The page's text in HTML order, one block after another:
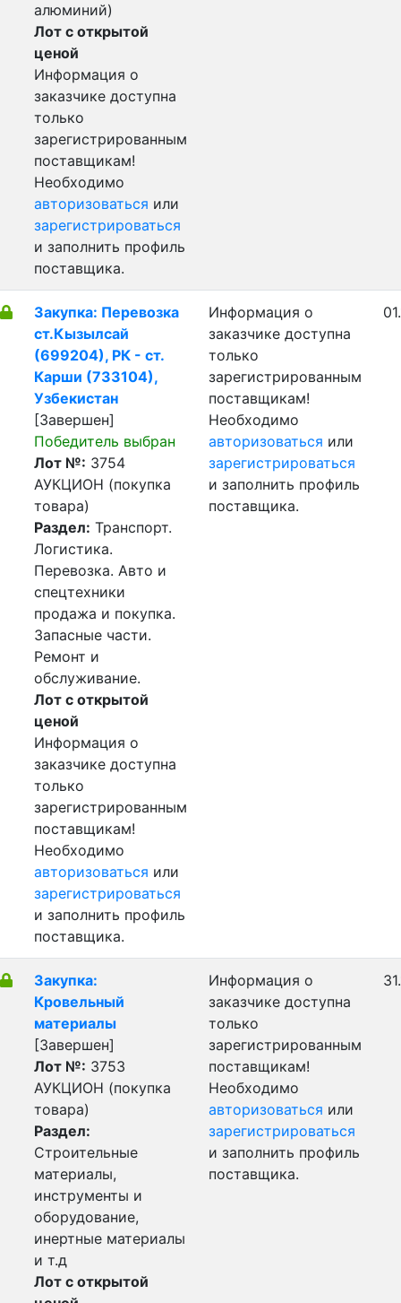
алюминий)
Лот с открытой
ценой
Информация о
заказчике доступна
только
зарегистрированным
поставщикам!
Необходимо
авторизоваться или
зарегистрироваться
и заполнить профиль
поставщика.
Закупка: Перевозка
ст.Кызылсай
(699204), РК - ст.
Карши (733104),
Узбекистан
[Завершен]
Победитель выбран
Лот №: 3754
АУКЦИОН (покупка
товара)
Раздел: Транспорт.
Логистика.
Перевозка. Авто и
спецтехники
продажа и покупка.
Запасные части.
Ремонт и
обслуживание.
Лот с открытой
ценой
Информация о
заказчике доступна
только
зарегистрированным
поставщикам!
Необходимо
авторизоваться или
зарегистрироваться
и заполнить профиль
поставщика.
Информация о
заказчике доступна
только
зарегистрированным
поставщикам!
Необходимо
авторизоваться или
зарегистрироваться
и заполнить профиль
поставщика.
Закупка:
Кровельный
материалы
[Завершен]
Лот №: 3753
АУКЦИОН (покупка
товара)
Раздел:
Строительные
материалы,
инструменты и
оборудование,
инертные материалы
и т.д
Лот с открытой
Информация о
заказчике доступна
только
зарегистрированным
поставщикам!
Необходимо
авторизоваться или
зарегистрироваться
и заполнить профиль
поставщика.